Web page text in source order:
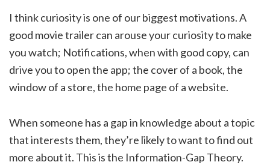
I think curiosity is one of our biggest motivations. A
good movie trailer can arouse your curiosity to make
you watch; Notifications, when with good copy, can
drive you to open the app; the cover of a book, the
window of a store, the home page of a website.
When someone has a gap in knowledge about a topic
that interests them, they’re likely to want to find out
more about it. This is the Information-Gap Theory.